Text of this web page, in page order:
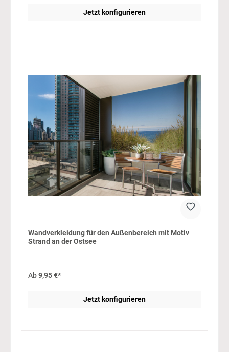
Jetzt konfigurieren
Wandverkleidung für den Außenbereich mit Motiv
Strand an der Ostsee
Ab9,95 €*
Jetzt konfigurieren